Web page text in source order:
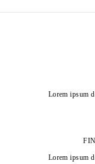
Lorem ipsum
Lorem ipsum